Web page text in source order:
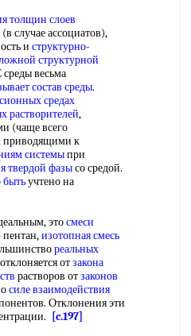
толщин слоев
(в случае ассоциатов),
и структурно-
структурной
весьма
состав среды.
средах
растворителей,
(чаще всего
приводящими к
системыпри
твердой фазысо средой.
учтено на
этосмеси
изотопная смесь
реальных
отзакона
растворов отзаконов
силе взаимодействия
Отклонения эти
[c.197]